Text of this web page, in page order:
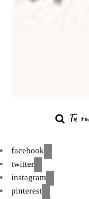
facebook
twitter
instagram
pinterest